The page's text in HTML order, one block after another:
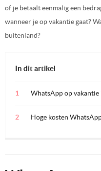
of je betaalt eenmalig een
wanneer je op vakantie gaat?
buitenland?
In dit artikel
WhatsApp op
Hoge kosten